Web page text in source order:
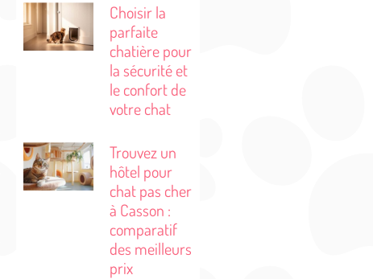
Choisir la
parfaite
chatière pour
la sécurité et
le confort de
votre chat
Trouvez un
hôtel pour
chat pas cher
à Casson :
comparatif
des meilleurs
prix